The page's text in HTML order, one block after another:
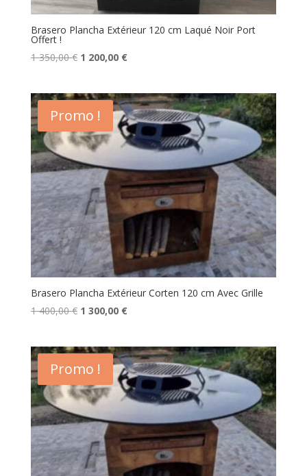
Brasero Plancha Extérieur 120 cm Laqué Noir Port
Offert !
1 350,00€ Le
était :
1
350,00 €.
1 200,00 €Le
est :
1
200,00 €.
Promo !
Brasero Plancha Extérieur Corten 120 cm Avec Grille
1 400,00€ Le
était :
1
400,00 €.
1 300,00 €Le
est :
1
300,00 €.
Promo !